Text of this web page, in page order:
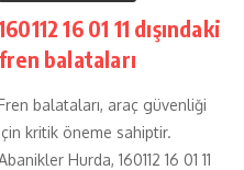
16 01 11 dışındaki
fren balataları
balataları, araç güvenliği
kritik öneme sahiptir.
Hurda, 160112 16 01 11